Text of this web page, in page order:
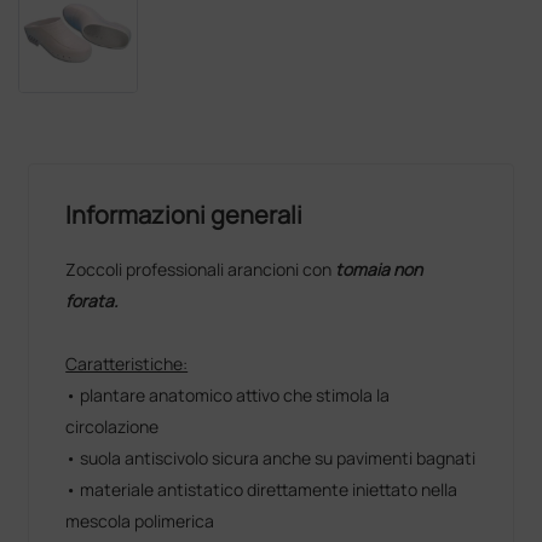
Informazioni generali
Zoccoli professionali arancioni con tomaia non
forata.
Caratteristiche:
• plantare anatomico attivo che stimola la
circolazione
• suola antiscivolo sicura anche su pavimenti bagnati
• materiale antistatico direttamente iniettato nella
mescola polimerica